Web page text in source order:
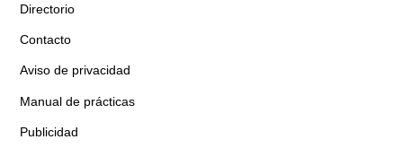
Directorio
Contacto
Aviso de privacidad
Manual de prácticas
Publicidad